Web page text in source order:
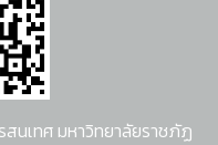
นเทศ มหาวิทยาลัยราชภัฏ